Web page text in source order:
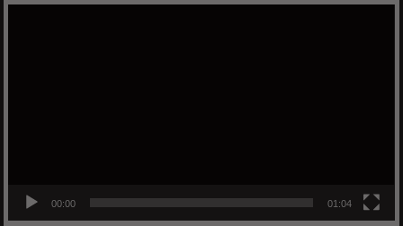
00:00 01:04